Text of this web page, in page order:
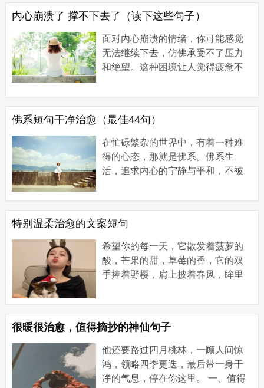
温暖自己和他...
内心崩溃了 撑不下去了（读下这些句子）
面对内心崩溃的情绪，你可能感觉
无法继续下去，仿佛承受不了压力
和绝望。这种困境让人觉得疲惫不
受。然而，请记住，你并不孤单，
仍有人愿意倾听...
佛系短句干净治愈（最佳44句）
在忙碌繁杂的世界中，有着一种难
得的心态，那就是佛系。佛系生
活，追求内心的宁静与平和，不被
的心态，拥抱生活的美好。而这种
佛系的态度，如...
特别温柔治愈的文案短句
希望你的每一天，它散发着菠萝的
酸，芒果的甜，草莓的香，它的双
手捧着野樱，肩上披着春风，眸里
句 1、你喜欢的人光芒万丈，你可不
能一身戾气...
很暖很治愈，值得摘抄的神仙句子
他还要路过四月桃林，一顾人间惊
鸿，领略四季更迭，最后带一身干
净的气息，停在你这里。 一、值得